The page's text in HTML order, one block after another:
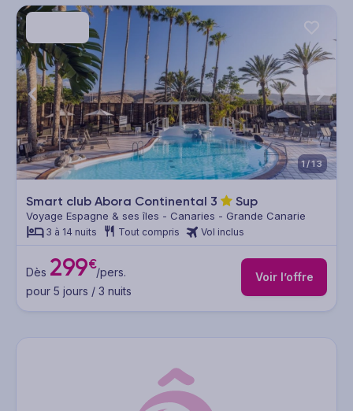
1/13
Smart club Abora Continental 3 Sup
Voyage Espagne & ses îles - Canaries - Grande Canarie
3 à 14 nuits Tout compris Vol inclus
Dès 299€/pers.
pour 5 jours / 3 nuits
Voir l’offre